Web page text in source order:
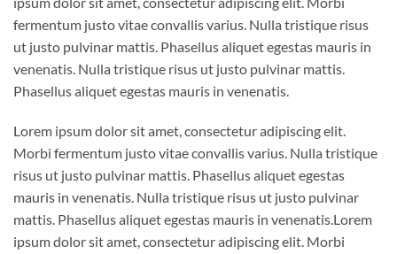
fermentum justo vitae convallis varius. Nulla tristique risus
ut justo pulvinar mattis. Phasellus aliquet egestas mauris in
venenatis. Nulla tristique risus ut justo pulvinar mattis.
Phasellus aliquet egestas mauris in venenatis.
Lorem ipsum dolor sit amet, consectetur adipiscing elit.
Morbi fermentum justo vitae convallis varius. Nulla tristique
risus ut justo pulvinar mattis. Phasellus aliquet egestas
mauris in venenatis. Nulla tristique risus ut justo pulvinar
mattis. Phasellus aliquet egestas mauris in venenatis.Lorem
ipsum dolor sit amet, consectetur adipiscing elit. Morbi